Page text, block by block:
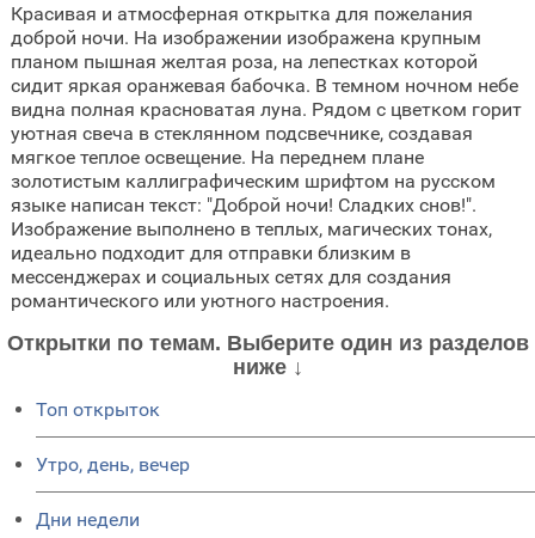
Красивая и атмосферная открытка для пожелания
доброй ночи. На изображении изображена крупным
планом пышная желтая роза, на лепестках которой
сидит яркая оранжевая бабочка. В темном ночном небе
видна полная красноватая луна. Рядом с цветком горит
уютная свеча в стеклянном подсвечнике, создавая
мягкое теплое освещение. На переднем плане
золотистым каллиграфическим шрифтом на русском
языке написан текст: "Доброй ночи! Сладких снов!".
Изображение выполнено в теплых, магических тонах,
идеально подходит для отправки близким в
мессенджерах и социальных сетях для создания
романтического или уютного настроения.
Открытки по темам. Выберите один из разделов
ниже ↓
Топ открыток
Утро, день, вечер
Дни недели